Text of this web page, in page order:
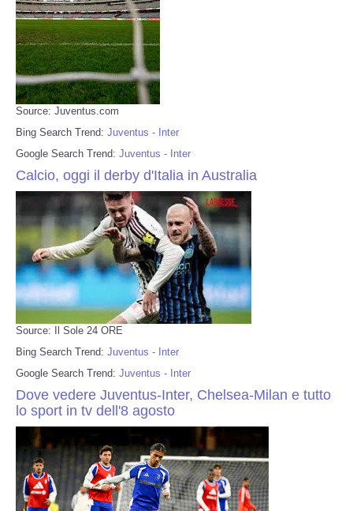
Source: Juventus.com
Bing Search Trend: Juventus - Inter
Google Search Trend: Juventus - Inter
Calcio, oggi il derby d'Italia in Australia
Source: Il Sole 24 ORE
Bing Search Trend: Juventus - Inter
Google Search Trend: Juventus - Inter
Dove vedere Juventus-Inter, Chelsea-Milan e tutto
lo sport in tv dell'8 agosto